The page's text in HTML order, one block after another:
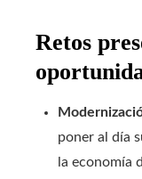
Retos
poner al día
la economía